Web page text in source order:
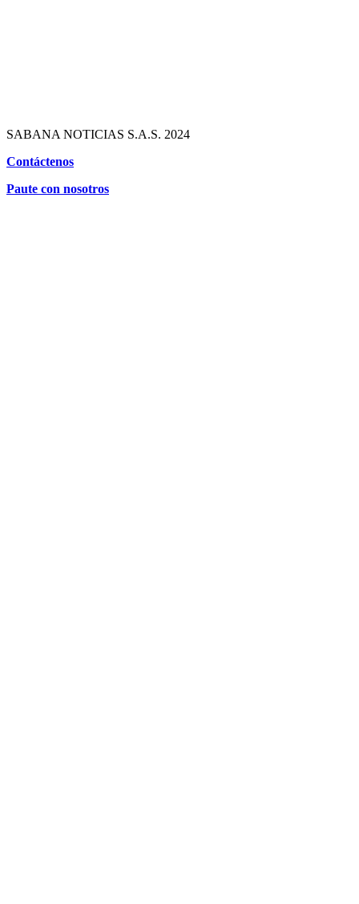
SABANA NOTICIAS S.A.S. 2024
Contáctenos
Paute con nosotros